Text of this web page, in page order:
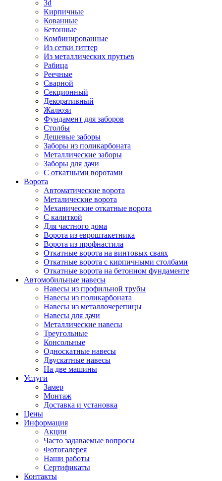
3d
Кирпичные
Кованные
Бетонные
Комбинированные
Из сетки гиттер
Из металлических прутьев
Рабица
Реечные
Сварной
Секционный
Декоративный
Жалюзи
Фундамент для заборов
Столбы
Дешевые заборы
Заборы из поликарбоната
Металлические заборы
Заборы для дачи
С откатными воротами
Ворота
Автоматические ворота
Металические ворота
Механические откатные ворота
С калиткой
Для частного дома
Ворота из евроштакетника
Ворота из профнастила
Откатные ворота на винтовых сваях
Откатные ворота с кирпичными столбами
Откатные ворота на бетонном фундаменте
Автомобильные навесы
Навесы из профильной трубы
Навесы из поликарбоната
Навесы из металлочерепицы
Навесы для дачи
Металлические навесы
Треугольные
Консольные
Односкатные навесы
Двускатные навесы
На две машины
Услуги
Замер
Монтаж
Доставка и установка
Цены
Информация
Акции
Часто задаваемые вопросы
Фотогалерея
Наши работы
Сертификаты
Контакты